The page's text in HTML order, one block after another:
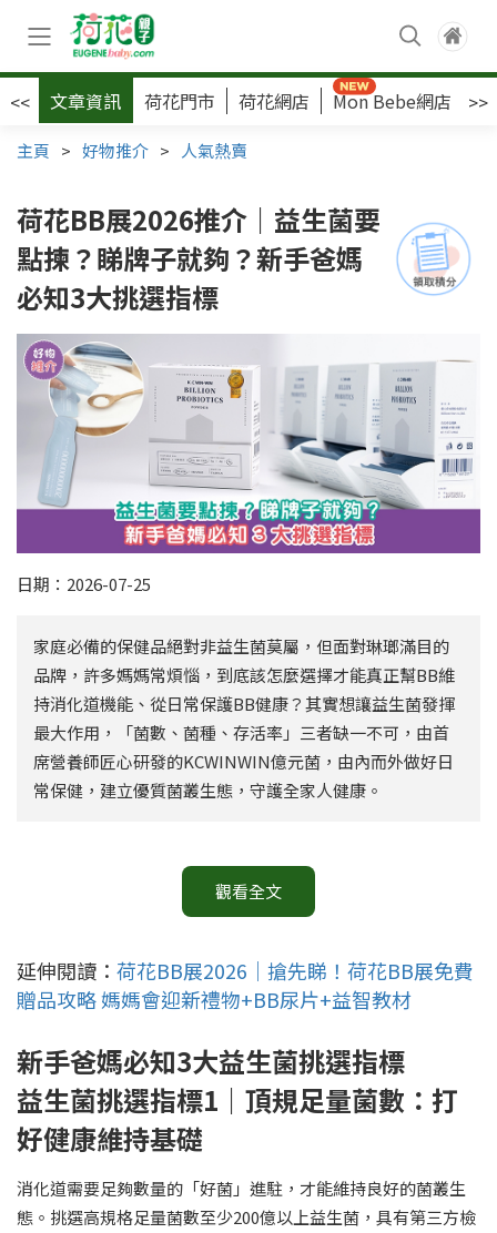
<< 文章資訊 荷花門市 荷花網店 Mon Bebe網店 >>
主頁 > 好物推介 > 人氣熱賣
荷花BB展2026推介｜益生菌要
點揀？睇牌子就夠？新手爸媽
必知3大挑選指標
日期：2026-07-25
家庭必備的保健品絕對非益生菌莫屬，但面對琳瑯滿目的
品牌，許多媽媽常煩惱，到底該怎麼選擇才能真正幫BB維
持消化道機能、從日常保護BB健康？其實想讓益生菌發揮
最大作用，「菌數、菌種、存活率」三者缺一不可，由首
席營養師匠心研發的KCWINWIN億元菌，由內而外做好日
常保健，建立優質菌叢生態，守護全家人健康。
觀看全文
延伸閱讀： 荷花BB展2026｜搶先睇！荷花BB展免費
贈品攻略 媽媽會迎新禮物+BB尿片+益智教材
新手爸媽必知3大益生菌挑選指標
益生菌挑選指標1｜頂規足量菌數：打
好健康維持基礎
消化道需要足夠數量的「好菌」進駐，才能維持良好的菌叢生
態。挑選高規格足量菌數至少200億以上益生菌，具有第三方檢